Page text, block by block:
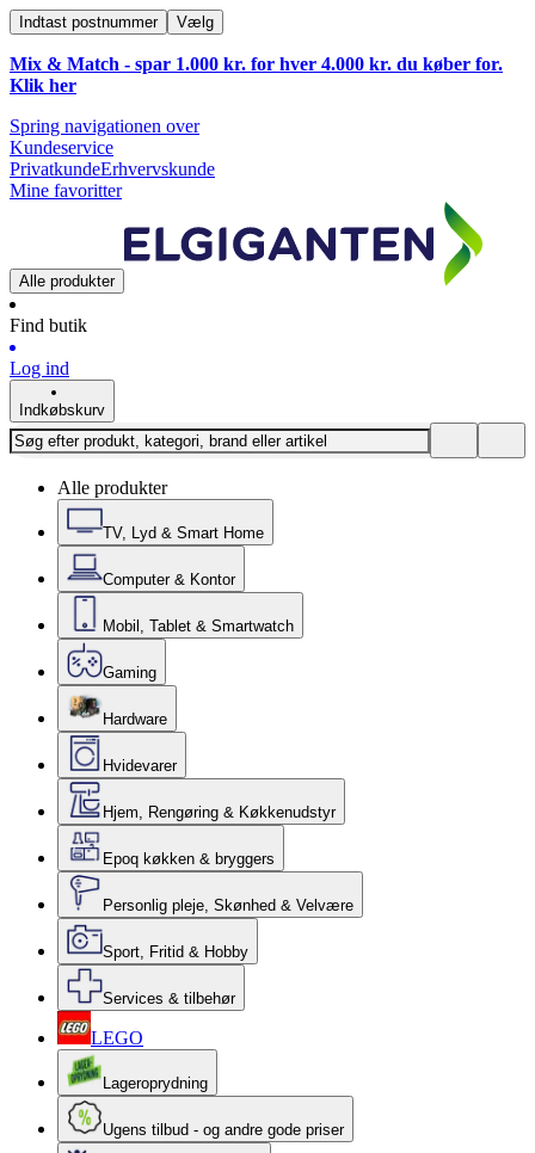
Indtast postnummer Vælg
Mix & Match - spar 1.000 kr. for hver 4.000 kr. du køber for.
Klik her
Spring navigationen over
Kundeservice
PrivatkundeErhvervskunde
Mine favoritter
Alle produkter
Find butik
Log ind
Indkøbskurv
Alle produkter
TV, Lyd & Smart Home
Computer & Kontor
Mobil, Tablet & Smartwatch
Gaming
Hardware
Hvidevarer
Hjem, Rengøring & Køkkenudstyr
Epoq køkken & bryggers
Personlig pleje, Skønhed & Velvære
Sport, Fritid & Hobby
Services & tilbehør
LEGO
Lageroprydning
Ugens tilbud - og andre gode priser